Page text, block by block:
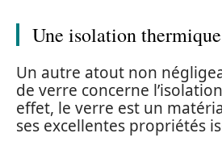
Une isolation
Un autre atout non
de verre concerne
effet, le verre est un
ses excellentes propriétés